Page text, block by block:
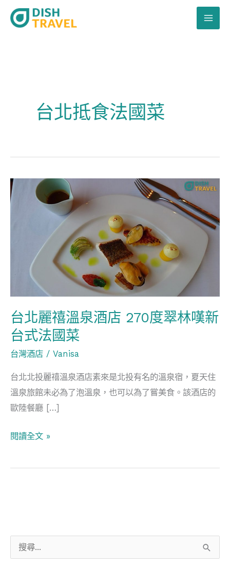
台北抵食法國菜
台北麗禧溫泉酒店 270度翠林嘆新
台式法國菜
台灣酒店 / Vanisa
台北北投麗禧溫泉酒店素來是北投有名的溫泉宿，夏天住
溫泉旅館未必為了泡溫泉，也可以為了嘗美食。該酒店的
歐陸餐廳 […]
台
北
270
度
翠
林
嘆
新
台
法
閱讀全文 »